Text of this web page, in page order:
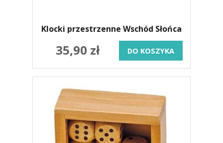
Klocki przestrzenne Wschód Słońca
35,90 zł DO KOSZYKA